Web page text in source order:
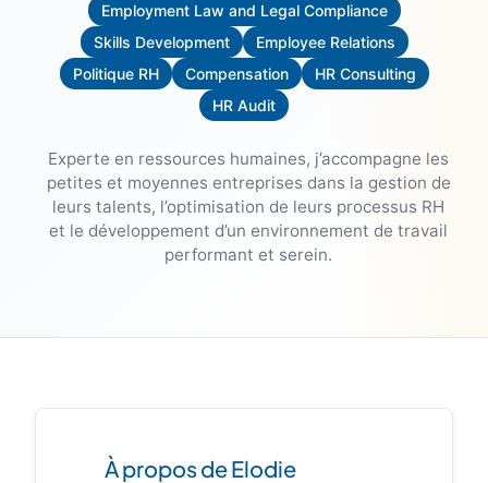
Employment Law and Legal Compliance
Skills Development
Employee Relations
Politique RH
Compensation
HR Consulting
HR Audit
Experte en ressources humaines, j’accompagne les
petites et moyennes entreprises dans la gestion de
leurs talents, l’optimisation de leurs processus RH
et le développement d’un environnement de travail
performant et serein.
À propos de Elodie